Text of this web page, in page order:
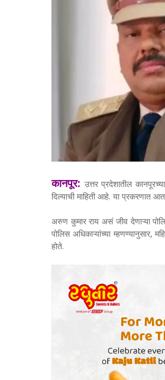
कानपूर: उत्तर प्रदेशातील
दिल्याची माहिती आहे. या प्रकरणात
अरुण कुमार राय असं जीव देणाऱ्या
पोलिस अधिकाऱ्यांच्या
होते.